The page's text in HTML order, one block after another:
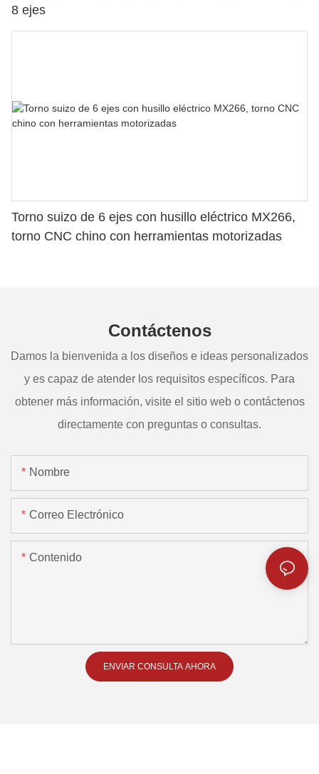
8 ejes
Torno suizo de 6 ejes con husillo eléctrico MX266,
torno CNC chino con herramientas motorizadas
Contáctenos
Damos la bienvenida a los diseños e ideas personalizados
y es capaz de atender los requisitos específicos. Para
obtener más información, visite el sitio web o contáctenos
directamente con preguntas o consultas.
Nombre
Correo Electrónico
Contenido
ENVIAR CONSULTA AHORA